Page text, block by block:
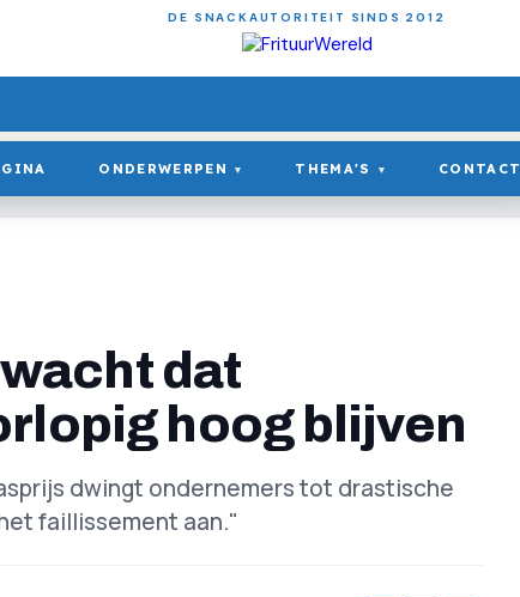
DE SNACKAUTORITEIT SINDS 2012
ONDERWERPEN ▾ THEMA'S ▾ CONTACT
dat
hoog blijven
dwingt ondernemers tot drastische
faillissement aan."